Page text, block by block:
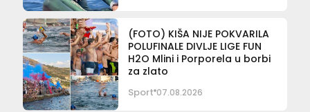
(FOTO) KIŠA NIJE POKVARILA
POLUFINALE DIVLJE LIGE FUN
H2O Mlini i Porporela u borbi
za zlato
Sport 07.08.2026